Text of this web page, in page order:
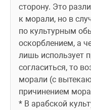
сторону. Это
к морали, но в
по культурным
оскорблением, а
лишь использует
согласиться, то
морали (с
причинением
* В арабской